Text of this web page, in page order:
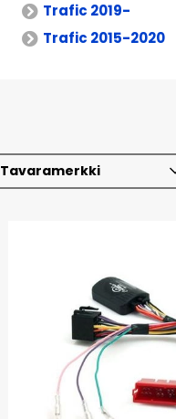
Trafic 2019-
Trafic 2015-2020
Tavaramerkki